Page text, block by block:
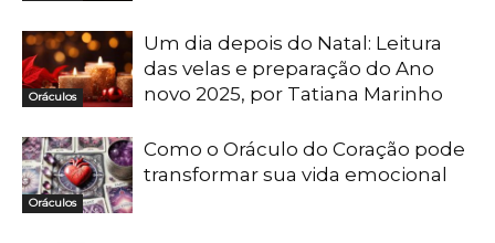
Oráculos
Um dia depois do Natal: Leitura
das velas e preparação do Ano
novo 2025, por Tatiana Marinho
Oráculos
Como o Oráculo do Coração pode
transformar sua vida emocional